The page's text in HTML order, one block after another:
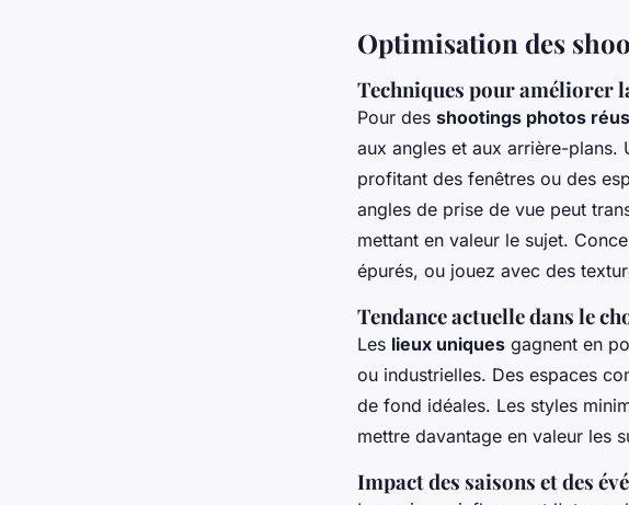
Optimisation des
Techniques pour améliorer
Pour des shootings photos
aux angles et aux arrière-plans.
profitant des fenêtres ou des
angles de prise de vue peut
mettant en valeur le sujet.
épurés, ou jouez avec des
Tendance actuelle dans le
Les lieux uniques gagnent en
ou industrielles. Des espaces
de fond idéales. Les styles
mettre davantage en valeur les
Impact des saisons et des